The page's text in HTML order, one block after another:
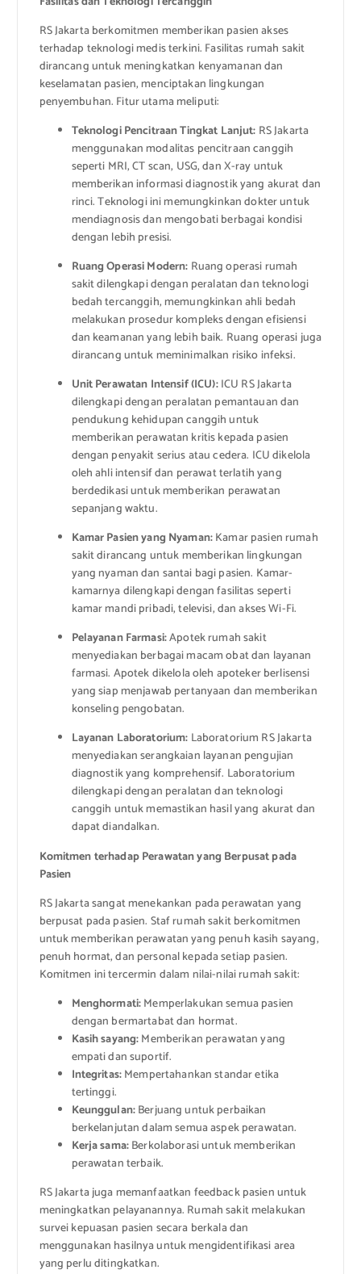
RS Jakarta berkomitmen memberikan pasien akses
terhadap teknologi medis terkini. Fasilitas rumah sakit
dirancang untuk meningkatkan kenyamanan dan
keselamatan pasien, menciptakan lingkungan
penyembuhan. Fitur utama meliputi:
Teknologi Pencitraan Tingkat Lanjut: RS Jakarta
menggunakan modalitas pencitraan canggih
seperti MRI, CT scan, USG, dan X-ray untuk
memberikan informasi diagnostik yang akurat dan
rinci. Teknologi ini memungkinkan dokter untuk
mendiagnosis dan mengobati berbagai kondisi
dengan lebih presisi.
Ruang Operasi Modern: Ruang operasi rumah
sakit dilengkapi dengan peralatan dan teknologi
bedah tercanggih, memungkinkan ahli bedah
melakukan prosedur kompleks dengan efisiensi
dan keamanan yang lebih baik. Ruang operasi juga
dirancang untuk meminimalkan risiko infeksi.
Unit Perawatan Intensif (ICU):ICU RS Jakarta
dilengkapi dengan peralatan pemantauan dan
pendukung kehidupan canggih untuk
memberikan perawatan kritis kepada pasien
dengan penyakit serius atau cedera. ICU dikelola
oleh ahli intensif dan perawat terlatih yang
berdedikasi untuk memberikan perawatan
sepanjang waktu.
Kamar Pasien yang Nyaman:Kamar pasien rumah
sakit dirancang untuk memberikan lingkungan
yang nyaman dan santai bagi pasien. Kamar-
kamarnya dilengkapi dengan fasilitas seperti
kamar mandi pribadi, televisi, dan akses Wi-Fi.
Pelayanan Farmasi:Apotek rumah sakit
menyediakan berbagai macam obat dan layanan
farmasi. Apotek dikelola oleh apoteker berlisensi
yang siap menjawab pertanyaan dan memberikan
konseling pengobatan.
Layanan Laboratorium: Laboratorium RS Jakarta
menyediakan serangkaian layanan pengujian
diagnostik yang komprehensif. Laboratorium
dilengkapi dengan peralatan dan teknologi
canggih untuk memastikan hasil yang akurat dan
dapat diandalkan.
Komitmen terhadap Perawatan yang Berpusat pada
Pasien
RS Jakarta sangat menekankan pada perawatan yang
berpusat pada pasien. Staf rumah sakit berkomitmen
untuk memberikan perawatan yang penuh kasih sayang,
penuh hormat, dan personal kepada setiap pasien.
Komitmen ini tercermin dalam nilai-nilai rumah sakit:
Menghormati:Memperlakukan semua pasien
dengan bermartabat dan hormat.
Kasih sayang:Memberikan perawatan yang
empati dan suportif.
Integritas:Mempertahankan standar etika
tertinggi.
Keunggulan:Berjuang untuk perbaikan
berkelanjutan dalam semua aspek perawatan.
Kerja sama:Berkolaborasi untuk memberikan
perawatan terbaik.
RS Jakarta juga memanfaatkan feedback pasien untuk
meningkatkan pelayanannya. Rumah sakit melakukan
survei kepuasan pasien secara berkala dan
menggunakan hasilnya untuk mengidentifikasi area
yang perlu ditingkatkan.